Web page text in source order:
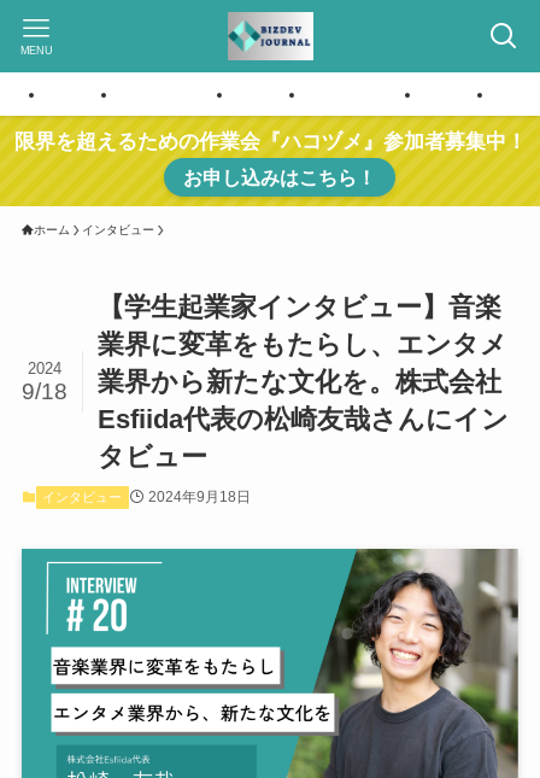
MENU
ホーム お問い合わせ ホーム お問い合わせ ホーム
限界を超えるための作業会『ハコヅメ』参加者募集中！
お申し込みはこちら！
ホーム インタビュー
【学生起業家インタビュー】音楽
業界に変革をもたらし、エンタメ
業界から新たな文化を。株式会社
Esfiida代表の松崎友哉さんにイン
タビュー
2024
9/18
インタビュー 2024年9月18日